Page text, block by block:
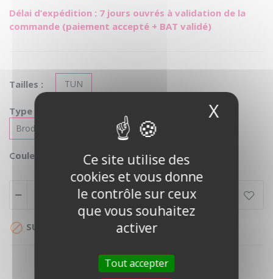
Ce site utilise des
cookies et vous donne
le contrôle sur ceux
que vous souhaitez
activer
Tout accepter
X
Délai d’expédition : 7 jours ouvrés à validation de la
commande (paiement accepté + BAT validé)
Tailles : TUN
Type impression :
Broderie Flex quadri
Couleur : Blanc Noir
orchidée
Vert
pomme
Ajouter au panier
 SUR DEVIS